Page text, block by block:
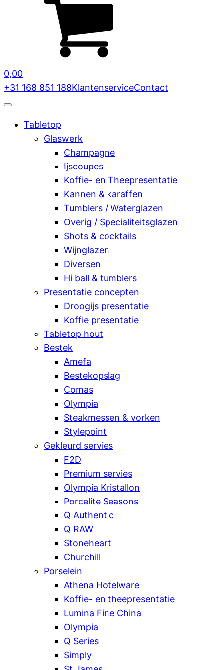
0,00
+31 168 851 188KlantenserviceContact
Tabletop
Glaswerk
Champagne
Ijscoupes
Koffie- en Theepresentatie
Kannen & karaffen
Tumblers / Waterglazen
Overig / Specialiteitsglazen
Shots & cocktails
Wijnglazen
Diversen
Hi ball & tumblers
Presentatie concepten
Droogijs presentatie
Koffie presentatie
Tabletop hout
Bestek
Amefa
Bestekopslag
Comas
Olympia
Steakmessen & vorken
Stylepoint
Gekleurd servies
F2D
Premium servies
Olympia Kristallon
Porcelite Seasons
Q Authentic
Q RAW
Stoneheart
Churchill
Porselein
Athena Hotelware
Koffie- en theepresentatie
Lumina Fine China
Olympia
Q Series
Simply